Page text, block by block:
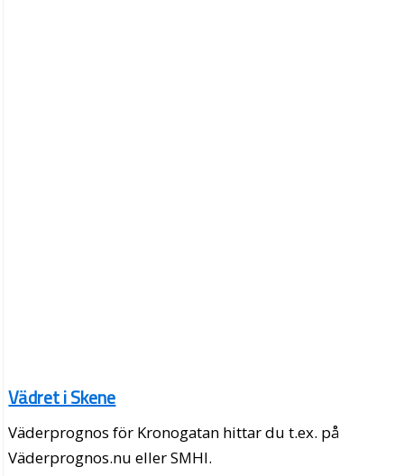
Vädret i Skene
Väderprognos för Kronogatan hittar du t.ex. på
Väderprognos.nu eller SMHI.